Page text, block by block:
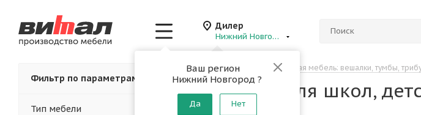
Дилер
Нижний Новгород
Ваш регион
Нижний Новгород ?
Да Нет
Главная - Каталог Школьная мебель: вешалки, тумбы,
Вешалки для школ,
Фильтр по параметрам
Тип мебели